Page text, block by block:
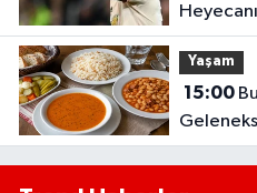
Başladı
Yaşam
15:00Bugün Sofralarda
Günün